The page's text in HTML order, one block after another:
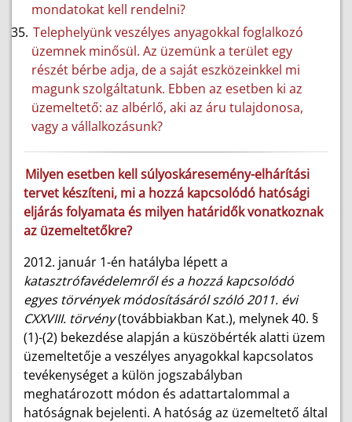
mondatokat kell rendelni?
Telephelyünk veszélyes anyagokkal foglalkozó
üzemnek minősül. Az üzemünk a terület egy
részét bérbe adja, de a saját eszközeinkkel mi
magunk szolgáltatunk. Ebben az esetben ki az
üzemeltető: az albérlő, aki az áru tulajdonosa,
vagy a vállalkozásunk?
Milyen esetben kell súlyoskáresemény-elhárítási
tervet készíteni, mi a hozzá kapcsolódó hatósági
eljárás folyamata és milyen határidők vonatkoznak
az üzemeltetőkre?
2012. január 1-én hatályba lépett a
katasztrófavédelemről és a hozzá kapcsolódó
egyes törvények módosításáról szóló 2011. évi
CXXVIII. törvény(továbbiakban Kat.), melynek 40. §
(1)-(2) bekezdése alapján a küszöbérték alatti üzem
üzemeltetője a veszélyes anyagokkal kapcsolatos
tevékenységet a külön jogszabályban
meghatározott módon és adattartalommal a
hatóságnak bejelenti. A hatóság az üzemeltető által